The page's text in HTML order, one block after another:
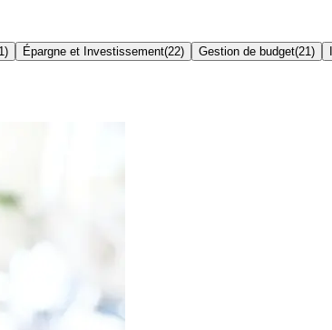
) Épargne et Investissement(22) Gestion de budget(21 )